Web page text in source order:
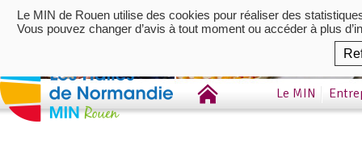
Le MIN
Le MIN de Rouen utilise des cookies pour réaliser des
Vous pouvez changer d’avis à tout moment ou accéder à plus